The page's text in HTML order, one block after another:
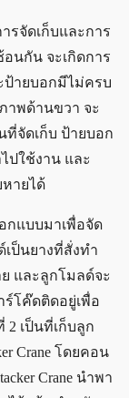
รจัดเก็บและการ
นกัน จะเกิดการ
ป้ายบอกมีไม่ครบ
าพด้านขวา จะ
ที่จัดเก็บ ป้ายบอก
ปใช้งาน และ
ายได้
กแบบมาเพื่อจัด
ป็นยางที่สั่งทำ
และลูกโมลด์จะ
โค๊ดติดอยู่เพื่อ
เป็นที่เก็บลูก
Crane โดยคอน
Crane นำพา